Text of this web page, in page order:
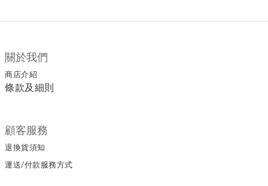
關於我們
商店介紹
條款及細則
顧客服務
退換貨須知
運送/付款服務方式